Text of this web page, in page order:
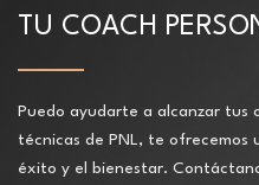
TU COACH
Puedo ayudarte a alcanzar tus
técnicas de PNL, te ofrecemos
éxito y el bienestar.